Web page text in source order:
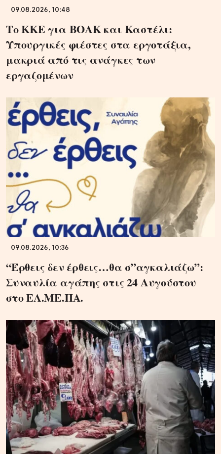
09.08.2026, 10:48
Το ΚΚΕ για ΒΟΑΚ και Καστέλι:
Υπουργικές φιέστες στα εργοτάξια,
μακριά από τις ανάγκες των
εργαζομένων
09.08.2026, 10:36
“Έρθεις δεν έρθεις…θα σ”αγκαλιάζω”:
Συναυλία αγάπης στις 24 Αυγούστου
στο ΕΛ.ΜΕ.ΠΑ.